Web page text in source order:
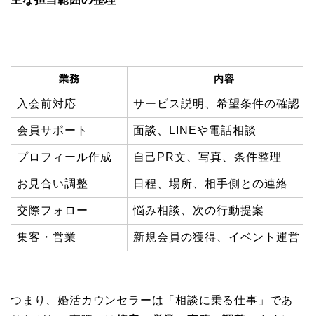
業務 内容
入会前対応 サービス説明、希望条件の確認
会員サポート 面談、LINEや電話相談
プロフィール作成 自己PR文、写真、条件整理
お見合い調整 日程、場所、相手側との連絡
交際フォロー 悩み相談、次の行動提案
集客・営業 新規会員の獲得、イベント運営
つまり、婚活カウンセラーは「相談に乗る仕事」であ